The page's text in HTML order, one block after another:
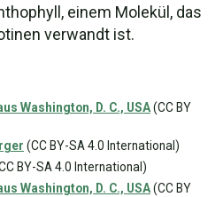
einem Molekül, das
verwandt ist.
Washington, D. C., USA(CC BY
(CC BY-SA 4.0 International)
BY-SA 4.0 International)
Washington, D. C., USA(CC BY